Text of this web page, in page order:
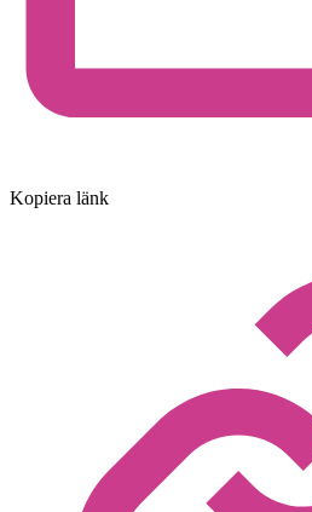
Kopiera länk